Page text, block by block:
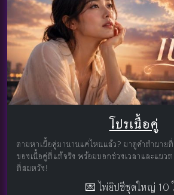
โปรเนื้อคู่
ตามหาเนื้อคู่มานานแค่ไหนแล้ว? มาดูคำทำนาย
ของเนื้อคู่ที่แท้จริง พร้อมบอกช่วงเวลาและแนว
ที่สมหวัง!
💌 ไพ่ยิปซีชุดใหญ่ 10